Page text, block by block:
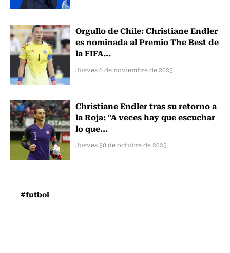
Orgullo de Chile: Christiane Endler
es nominada al Premio The Best de
la FIFA...
Jueves 6 de noviembre de 2025
Christiane Endler tras su retorno a
la Roja: "A veces hay que escuchar
lo que...
Jueves 30 de octubre de 2025
#futbol